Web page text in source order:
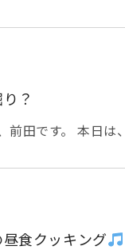
頬の高い所は唾
ずつ軽擦し、唾
を閉じ込める為、和紙のパックを皆さ
ありましたが、皆
わ～」と仰られと
も見られましたが
で、とてもリフレ
りで。 グループホ
す。 それでは、
？
前田です。 本日
をご存知ですか？
観賞用にしました
昼食クッキング